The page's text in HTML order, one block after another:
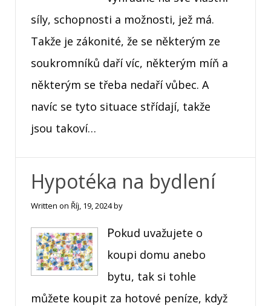
síly, schopnosti a možnosti, jež má.
Takže je zákonité, že se některým ze
soukromníků daří víc, některým míň a
některým se třeba nedaří vůbec. A
navíc se tyto situace střídají, takže
jsou takoví…
Hypotéka na bydlení
Written on Říj, 19, 2024by
Pokud uvažujete o
koupi domu anebo
bytu, tak si tohle
můžete koupit za hotové peníze, když